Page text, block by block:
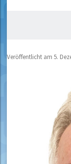
Veröffentlicht am 5.